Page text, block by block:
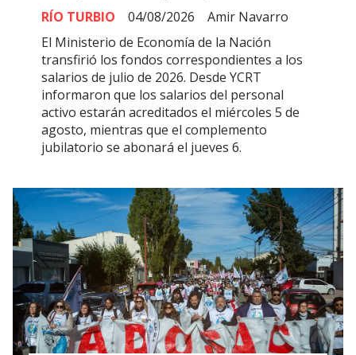
Amir Navarro
RÍO TURBIO
04/08/2026
El Ministerio de Economía de la Nación
transfirió los fondos correspondientes a los
salarios de julio de 2026. Desde YCRT
informaron que los salarios del personal
activo estarán acreditados el miércoles 5 de
agosto, mientras que el complemento
jubilatorio se abonará el jueves 6.